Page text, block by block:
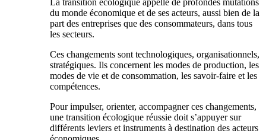
La transition écologique appelle de profondes mutations
du monde économique et de ses acteurs, aussi bien de la
part des entreprises que des consommateurs, dans tous
les secteurs.
Ces changements sont technologiques, organisationnels,
stratégiques. Ils concernent les modes de production, les
modes de vie et de consommation, les savoir-faire et les
compétences.
Pour impulser, orienter, accompagner ces changements,
une transition écologique réussie doit s’appuyer sur
différents leviers et instruments à destination des acteurs